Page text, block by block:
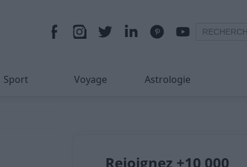
Sport Voyage Astrologie
Rejoignez +10 000